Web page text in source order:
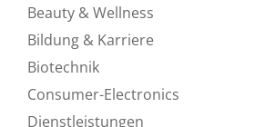
Beauty & Wellness
Bildung & Karriere
Biotechnik
Consumer-Electronics
Dienstleistungen